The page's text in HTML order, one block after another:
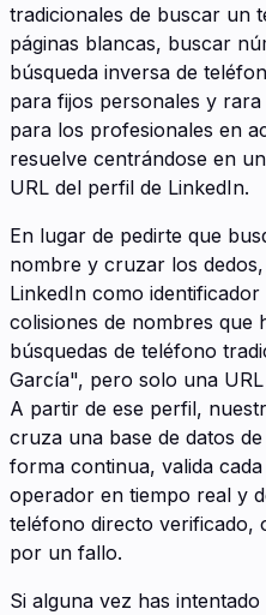
tradicionales de buscar un
páginas blancas, buscar
búsqueda inversa de
para fijos personales y
para los profesionales en
resuelve centrándose en
URL del perfil de LinkedIn.
En lugar de pedirte que
nombre y cruzar los
LinkedIn como
colisiones de nombres que
búsquedas de teléfono
García", pero solo una
A partir de ese perfil,
cruza una base de datos
forma continua, valida
operador en tiempo real y
teléfono directo verificado,
por un fallo.
Si alguna vez has